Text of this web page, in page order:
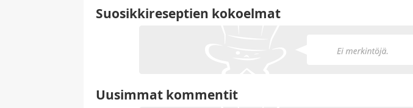
Suosikkireseptien kokoelmat
Uusimmat kommentit